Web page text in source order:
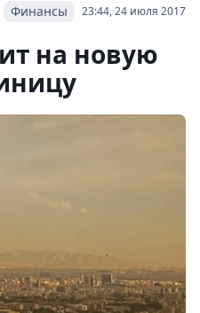
23:44, 24 июля 2017
Финансы
на новую